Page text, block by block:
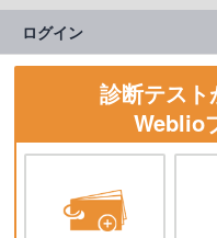
ログイン
診断テスト
Weblio